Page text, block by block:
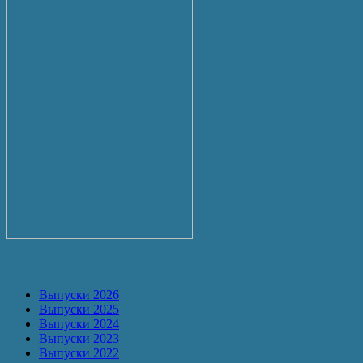
Выпуски 2026
Выпуски 2025
Выпуски 2024
Выпуски 2023
Выпуски 2022